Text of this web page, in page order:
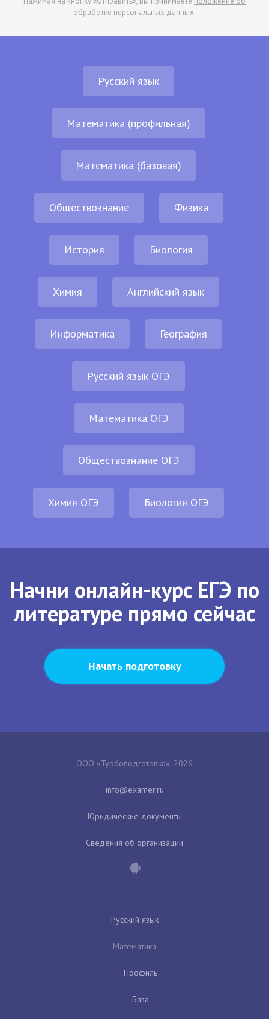
обработке персональных данных.
Русский язык
Математика (профильная)
Математика (базовая)
Обществознание Физика
История Биология
Химия Английский язык
Информатика География
Русский язык ОГЭ
Математика ОГЭ
Обществознание ОГЭ
Химия ОГЭ Биология ОГЭ
Начни онлайн-курс ЕГЭ по
литературе прямо сейчас
Начать подготовку
ООО «Турбоподготовка», 2026
Юридические документы
Сведения об организации
Русский язык
Математика
Профиль
База